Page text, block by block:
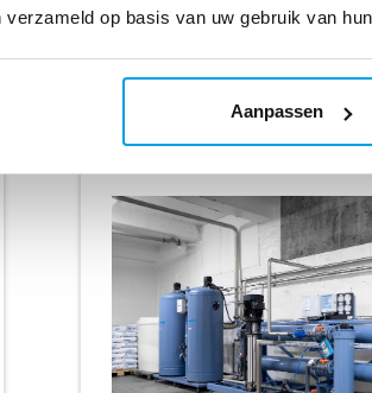
op basis van uw gebruik van
Aanpassen